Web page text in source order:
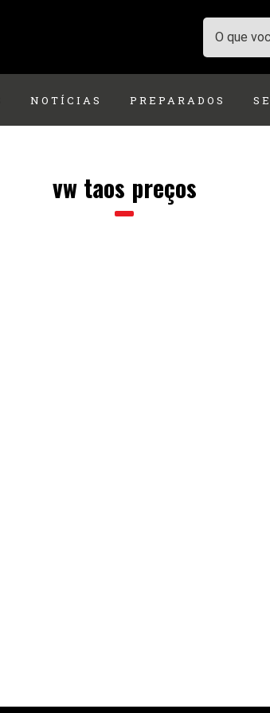
NOTÍCIAS PREPARADOS
vw taos preços